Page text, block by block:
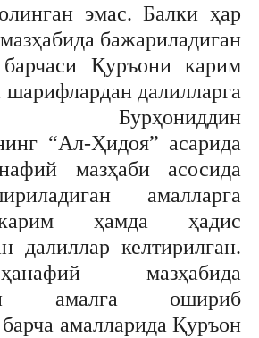
эмас. Балки ҳар
бажариладиган
барчаси Қуръони карим
шарифлардан далилларга
Бурҳониддин
“Ал-Ҳидоя” асарида
мазҳаби асосида
амалларга
ҳамда ҳадис
далиллар келтирилган.
мазҳабида
амалга ошириб
барча амалларида Қуръон